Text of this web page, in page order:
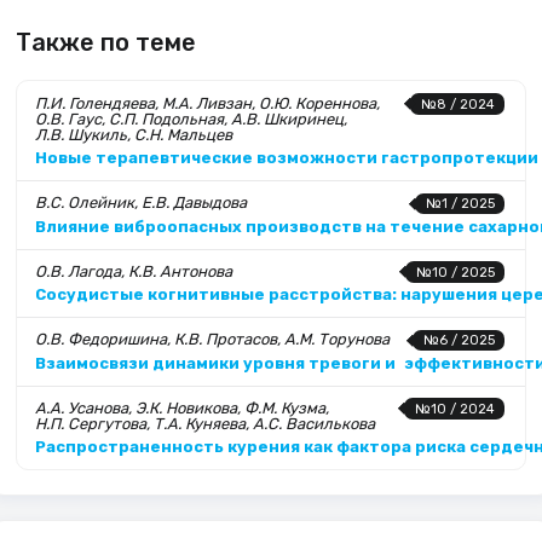
Также по теме
№8 / 2024
П.И. Голендяева, М.А. Ливзан, О.Ю. Кореннова,
О.В. Гаус, С.П. Подольная, А.В. Шкиринец,
Л.В. Шукиль, С.Н. Мальцев
Новые терапевтические возможности гастропротекции
№1 / 2025
В.С. Олейник, Е.В. Давыдова
Влияние виброопасных производств на течение
№10 / 2025
О.В. Лагода, К.В. Антонова
Сосудистые когнитивные расстройства: нарушения
№6 / 2025
О.В. Федоришина, К.В. Протасов, А.М. Торунова
Взаимосвязи динамики уровня тревоги и
№10 / 2024
А.А. Усанова, Э.К. Новикова, Ф.М. Кузма,
Н.П. Сергутова, Т.А. Куняева, А.С. Василькова
Распространенность курения как фактора риска